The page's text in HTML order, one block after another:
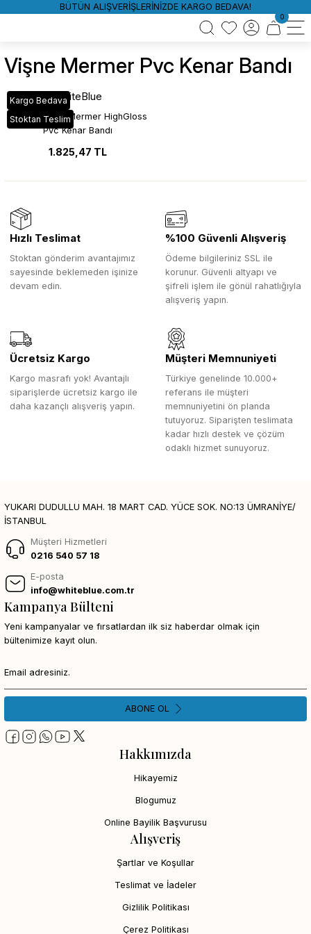
BÜTÜN ALIŞVERİŞLERİNİZDE KARGO BEDAVA!
0
Vişne Mermer Pvc Kenar Bandı
Kargo Bedava
Stoktan Teslim
WhiteBlue
YT_10H Vişne Mermer HighGloss
Pvc Kenar Bandı
1.825,47 TL
Hızlı Teslimat
Stoktan gönderim avantajımız
sayesinde beklemeden işinize
devam edin.
%100 Güvenli Alışveriş
Ödeme bilgileriniz SSL ile
korunur. Güvenli altyapı ve
şifreli işlem ile gönül rahatlığıyla
alışveriş yapın.
Ücretsiz Kargo
Kargo masrafı yok! Avantajlı
siparişlerde ücretsiz kargo ile
daha kazançlı alışveriş yapın.
Müşteri Memnuniyeti
Türkiye genelinde 10.000+
referans ile müşteri
memnuniyetini ön planda
tutuyoruz. Siparişten teslimata
kadar hızlı destek ve çözüm
odaklı hizmet sunuyoruz.
YUKARI DUDULLU MAH. 18 MART CAD. YÜCE SOK. NO:13 ÜMRANİYE/
İSTANBUL
Müşteri Hizmetleri
0216 540 57 18
E-posta
info@whiteblue.com.tr
Hakkımızda
Hikayemiz
Blogumuz
Online Bayilik Başvurusu
Alışveriş
Şartlar ve Koşullar
Teslimat ve İadeler
Gizlilik Politikası
Çerez Politikası
Kampanya Bülteni
Yeni kampanyalar ve fırsatlardan ilk siz haberdar olmak için
bültenimize kayıt olun.
ABONE OL